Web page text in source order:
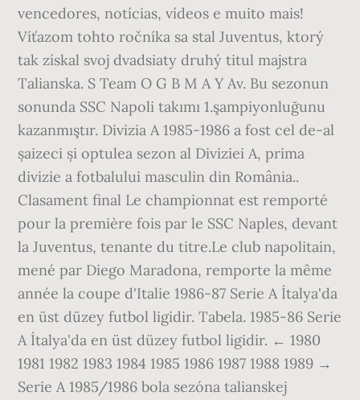
vencedores, notícias, vídeos e muito mais!
Víťazom tohto ročníka sa stal Juventus, ktorý
tak získal svoj dvadsiaty druhý titul majstra
Talianska. S Team O G B M A Y Av. Bu sezonun
sonunda SSC Napoli takımı 1.şampiyonluğunu
kazanmıştır. Divizia A 1985-1986 a fost cel de-al
șaizeci și optulea sezon al Diviziei A, prima
divizie a fotbalului masculin din România..
Clasament final Le championnat est remporté
pour la première fois par le SSC Naples, devant
la Juventus, tenante du titre.Le club napolitain,
mené par Diego Maradona, remporte la même
année la coupe d'Italie 1986-87 Serie A İtalya'da
en üst düzey futbol ligidir. Tabela. 1985-86 Serie
A İtalya'da en üst düzey futbol ligidir. ← 1980
1981 1982 1983 1984 1985 1986 1987 1988 1989 →
Serie A 1985/1986 bola sezóna talianskej